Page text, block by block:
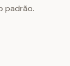
padrão.